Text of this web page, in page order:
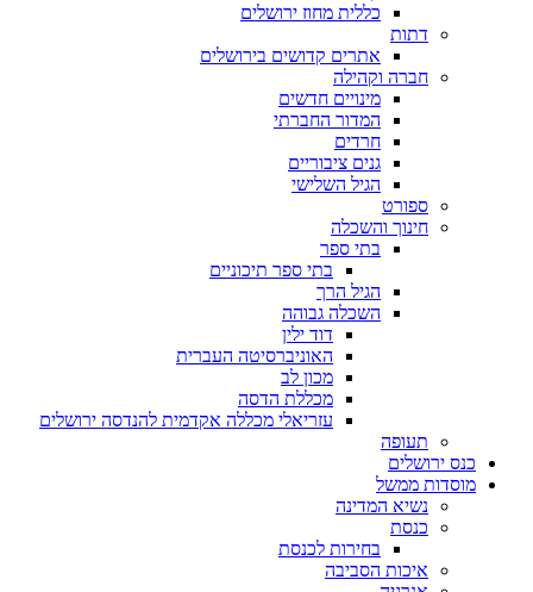
כללית מחוז ירושלים
דתות
אתרים קדושים בירושלים
חברה וקהילה
מינויים חדשים
המדור החברתי
חרדים
גנים ציבוריים
הגיל השלישי
ספורט
חינוך והשכלה
בתי ספר
בתי ספר תיכוניים
הגיל הרך
השכלה גבוהה
דוד ילין
האוניברסיטה העברית
מכון לב
מכללת הדסה
עזריאלי מכללה אקדמית להנדסה ירושלים
תעופה
כנס ירושלים
מוסדות ממשל
נשיא המדינה
כנסת
בחירות לכנסת
איכות הסביבה